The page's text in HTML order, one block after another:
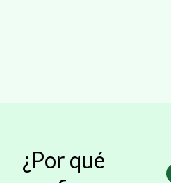
¿Por qué